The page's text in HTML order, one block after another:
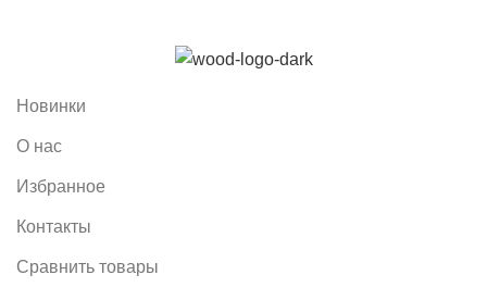
Новинки
О нас
Избранное
Контакты
Сравнить товары